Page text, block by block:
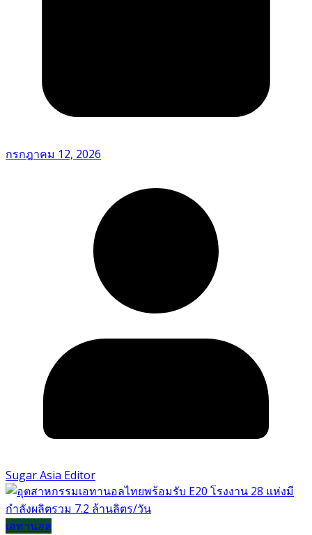
กรกฎาคม 12, 2026
Sugar Asia Editor
เอทานอล